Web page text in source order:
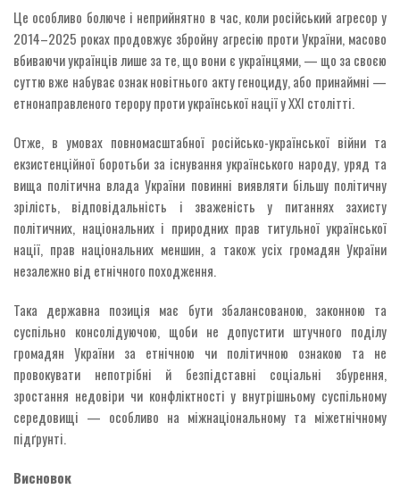
Це особливо болюче і неприйнятно в час, коли російський агресор у
2014–2025 роках продовжує збройну агресію проти України, масово
вбиваючи українців лише за те, що вони є українцями, — що за своєю
суттю вже набуває ознак новітнього акту геноциду, або принаймні —
етнонаправленого терору проти української нації у ХХІ столітті.
Отже, в умовах повномасштабної російсько-української війни та
екзистенційної боротьби за існування українського народу, уряд та
вища політична влада України повинні виявляти більшу політичну
зрілість, відповідальність і зваженість у питаннях захисту
політичних, національних і природних прав титульної української
нації, прав національних меншин, а також усіх громадян України
незалежно від етнічного походження.
Така державна позиція має бути збалансованою, законною та
суспільно консолідуючою, щоби не допустити штучного поділу
громадян України за етнічною чи політичною ознакою та не
провокувати непотрібні й безпідставні соціальні збурення,
зростання недовіри чи конфліктності у внутрішньому суспільному
середовищі — особливо на міжнаціональному та міжетнічному
підґрунті.
Висновок